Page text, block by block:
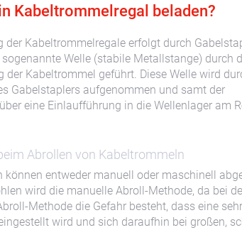
Kabeltrommelregal beladen?
der Kabeltrommelregale erfolgt durch
sogenannte Welle (stabile Metallstange) durch
der Kabeltrommel geführt. Diese Welle wird
Gabelstaplers aufgenommen und samt der
eine Einlaufführung in die Wellenlager am
Abrollen von Kabeltrommeln
können entweder manuell oder maschinell
wird die manuelle Abroll-Methode, da bei
Methode die Gefahr besteht, dass eine
wird und sich daraufhin bei großen,